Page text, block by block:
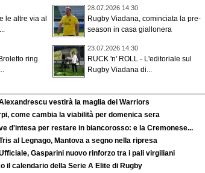
le altre via al
28.07.2026 14:30
Rugby Viadana, cominciata la pre-
season in casa giallonera
ring
23.07.2026 14:30
RUCK 'n' ROLL - L'editoriale sul
Rugby Viadana di...
vestirà la maglia dei Warriors
come cambia la viabilità per domenica sera
d'intesa per restare in biancorosso: e la Cremonese...
al Legnago, Mantova a segno nella ripresa
Gasparini nuovo rinforzo tra i pali virgiliani
il calendario della Serie A Elite di Rugby